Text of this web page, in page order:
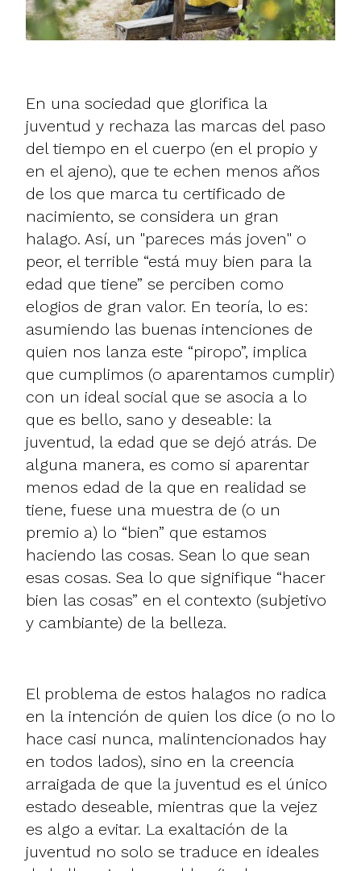
En una sociedad que glorifica la
juventud y rechaza las marcas del paso
del tiempo en el cuerpo (en el propio y
en el ajeno), que te echen menos años
de los que marca tu certificado de
nacimiento, se considera un gran
halago. Así, un "pareces más joven" o
peor, el terrible “está muy bien para la
edad que tiene” se perciben como
elogios de gran valor. En teoría, lo es:
asumiendo las buenas intenciones de
quien nos lanza este “piropo”, implica
que cumplimos (o aparentamos cumplir)
con un ideal social que se asocia a lo
que es bello, sano y deseable: la
juventud, la edad que se dejó atrás. De
alguna manera, es como si aparentar
menos edad de la que en realidad se
tiene, fuese una muestra de (o un
premio a) lo “bien” que estamos
haciendo las cosas. Sean lo que sean
esas cosas. Sea lo que signifique “hacer
bien las cosas” en el contexto (subjetivo
y cambiante) de la belleza.
El problema de estos halagos no radica
en la intención de quien los dice (o no lo
hace casi nunca, malintencionados hay
en todos lados), sino en la creencia
arraigada de que la juventud es el único
estado deseable, mientras que la vejez
es algo a evitar. La exaltación de la
juventud no solo se traduce en ideales